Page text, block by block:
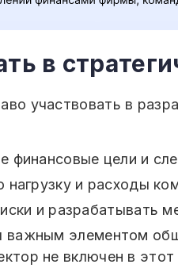
в
участвовать в
финансовые цели и
и расходы
и разрабатывать
важным элементом
не включен в